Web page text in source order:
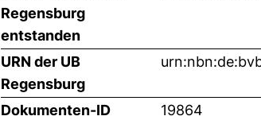
Regensburg
entstanden
URN der UB
Regensburg
Dokumenten-ID 19864